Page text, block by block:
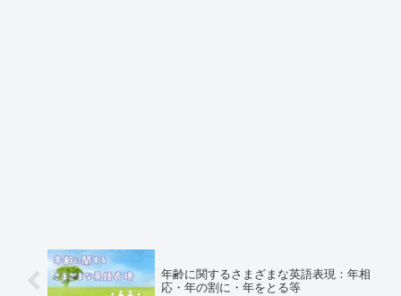
年齢に関するさまざまな英語表現：年相
応・年の割に・年をとる等